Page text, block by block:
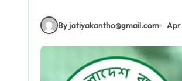
By jatiyakantho@gmail.com Apr